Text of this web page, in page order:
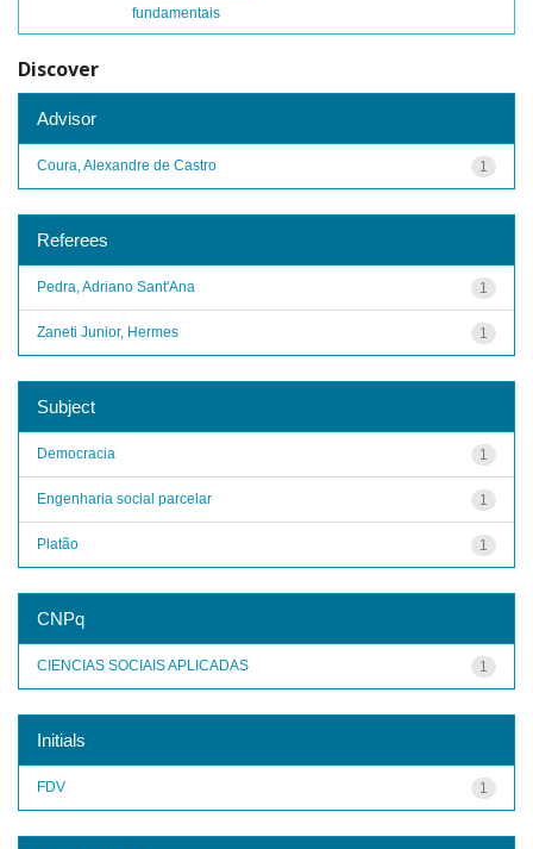
fundamentais
Discover
Advisor
1
Coura, Alexandre de Castro
Referees
1
Pedra, Adriano Sant'Ana
1
Zaneti Junior, Hermes
Subject
1
Democracia
1
Engenharia social parcelar
1
Platão
CNPq
1
CIENCIAS SOCIAIS APLICADAS
Initials
1
FDV